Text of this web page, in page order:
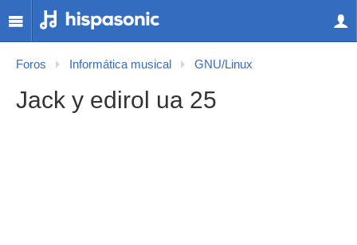
Foros Informática musical GNU/Linux
Jack y edirol ua 25